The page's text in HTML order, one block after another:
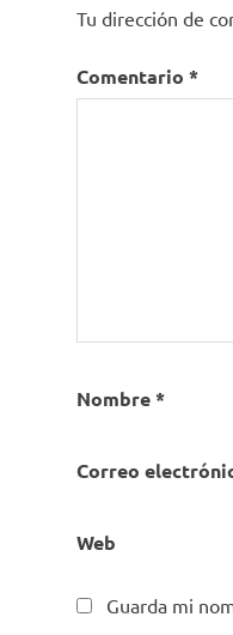
Tu dirección de
Comentario *
Nombre*
Correo
Web
Guarda mi